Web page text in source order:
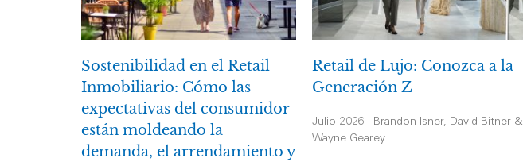
Sostenibilidad en el Retail
Inmobiliario: Cómo las
expectativas del consumidor
están moldeando la
demanda, el arrendamiento y
Retail de Lujo: Conozca a la
Generación Z
Julio 2026 | Brandon Isner, David Bitner &
Wayne Gearey